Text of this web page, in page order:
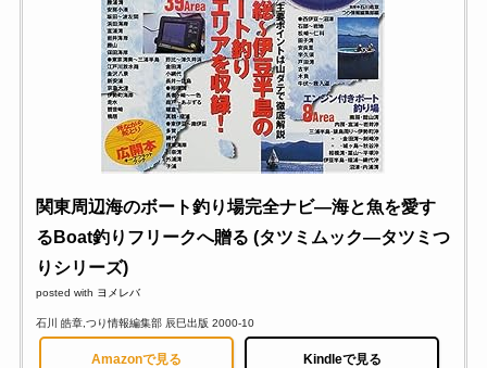
関東周辺海のボート釣り場完全ナビ―海と魚を愛す
るBoat釣りフリークへ贈る (タツミムック―タツミつ
りシリーズ)
posted with ヨメレバ
石川 皓章,つり情報編集部 辰巳出版 2000-10
Amazonで見る Kindleで見る